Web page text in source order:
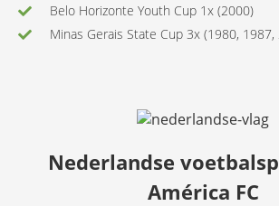
Belo Horizonte Youth Cup 1x (2000)
Minas Gerais State Cup 3x (1980, 1987,
Nederlandse
América FC